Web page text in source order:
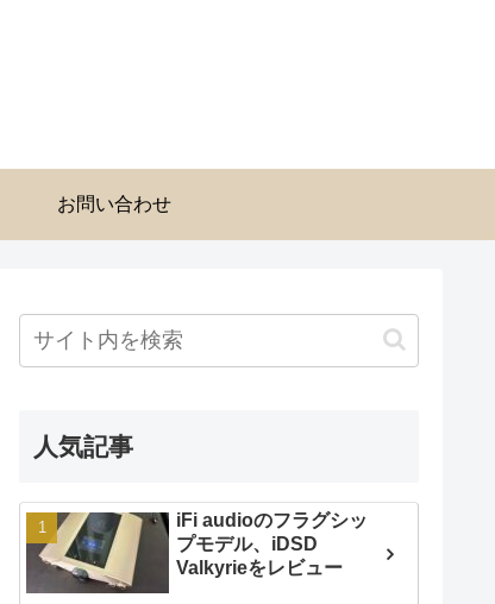
お問い合わせ
人気記事
iFi audioのフラグシッ
プモデル、iDSD
Valkyrieをレビュー